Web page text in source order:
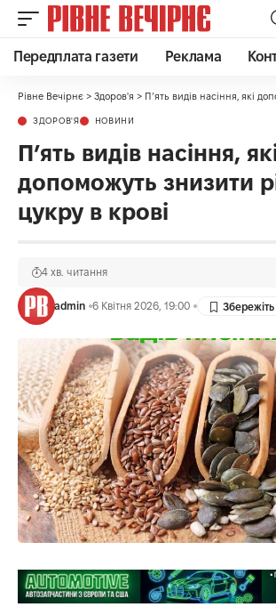
Передплата газети Реклама
Рівне Вечірнє > Здоров'я > П’ять видів насіння, які допоможуть
ЗДОРОВ'Я НОВИНИ
П’ять видів насіння,
допоможуть знизити
цукру в крові
admin 6 Квітня 2026, 19:00
4 хв. читання